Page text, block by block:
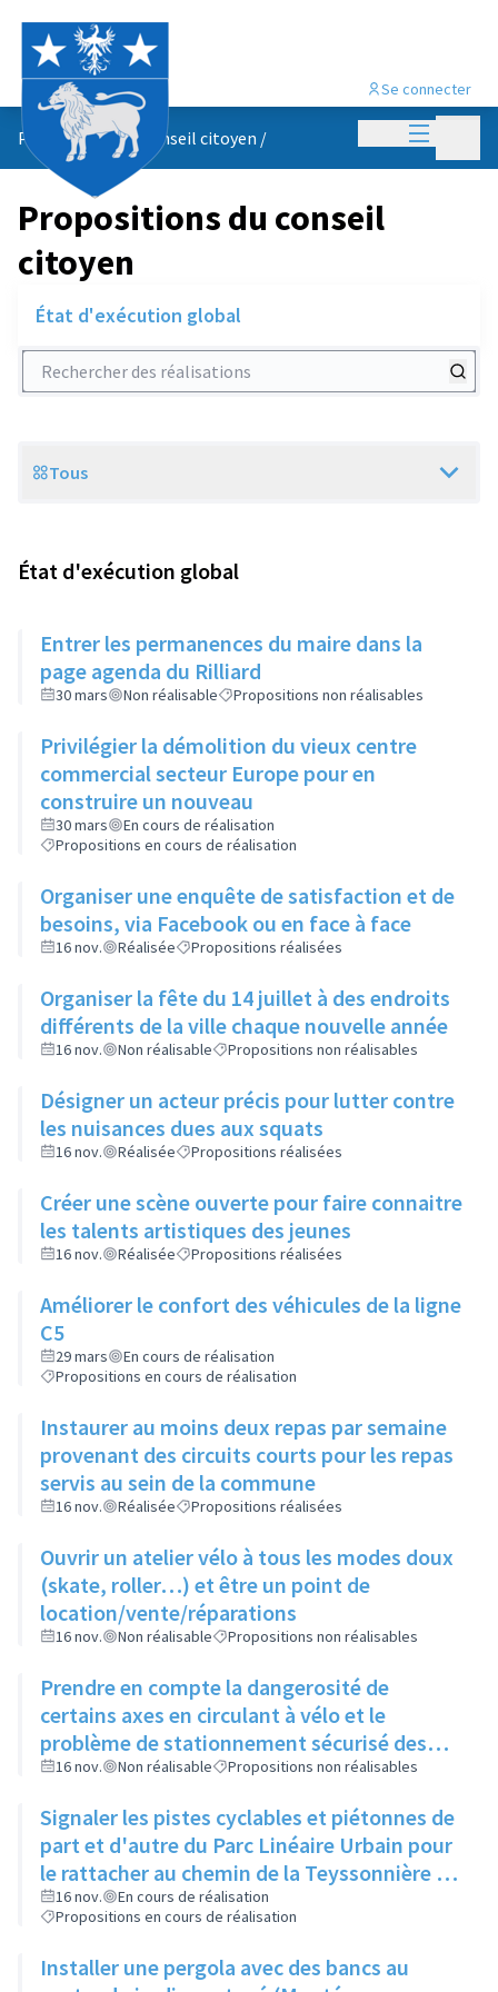
Menu
Se connecter
Propositions du conseil citoyen /
Propositions du conseil
citoyen
État d'exécution global
Rechercher des réalisations
Scope
Tous
État d'exécution global
Entrer les permanences du maire dans la
page agenda du Rilliard
30 mars Non réalisable Propositions non réalisables
Privilégier la démolition du vieux centre
commercial secteur Europe pour en
construire un nouveau
30 mars
En cours de réalisation
Propositions en cours de réalisation
Organiser une enquête de satisfaction et de
besoins, via Facebook ou en face à face
16 nov. Réalisée Propositions réalisées
Organiser la fête du 14 juillet à des endroits
différents de la ville chaque nouvelle année
16 nov. Non réalisable Propositions non réalisables
Désigner un acteur précis pour lutter contre
les nuisances dues aux squats
16 nov. Réalisée Propositions réalisées
Créer une scène ouverte pour faire connaitre
les talents artistiques des jeunes
16 nov. Réalisée Propositions réalisées
Améliorer le confort des véhicules de la ligne
C5
29 mars
En cours de réalisation
Propositions en cours de réalisation
Instaurer au moins deux repas par semaine
provenant des circuits courts pour les repas
servis au sein de la commune
16 nov. Réalisée Propositions réalisées
Ouvrir un atelier vélo à tous les modes doux
(skate, roller…) et être un point de
location/vente/réparations
16 nov. Non réalisable Propositions non réalisables
Prendre en compte la dangerosité de
certains axes en circulant à vélo et le
problème de stationnement sécurisé des
vélos avant d'ouvrir un atelier vélo
16 nov. Non réalisable Propositions non réalisables
Signaler les pistes cyclables et piétonnes de
part et d'autre du Parc Linéaire Urbain pour
le rattacher au chemin de la Teyssonnière et
à la route de Genève
16 nov.
En cours de réalisation
Propositions en cours de réalisation
Installer une pergola avec des bancs au